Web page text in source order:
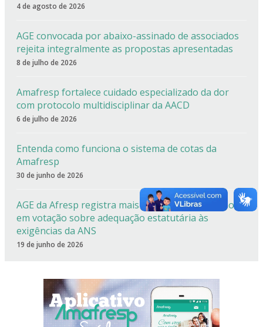
4 de agosto de 2026
AGE convocada por abaixo-assinado de associados
rejeita integralmente as propostas apresentadas
8 de julho de 2026
Amafresp fortalece cuidado especializado da dor
com protocolo multidisciplinar da AACD
6 de julho de 2026
Entenda como funciona o sistema de cotas da
Amafresp
30 de junho de 2026
AGE da Afresp registra mais de 90% de aprovação
em votação sobre adequação estatutária às
exigências da ANS
19 de junho de 2026